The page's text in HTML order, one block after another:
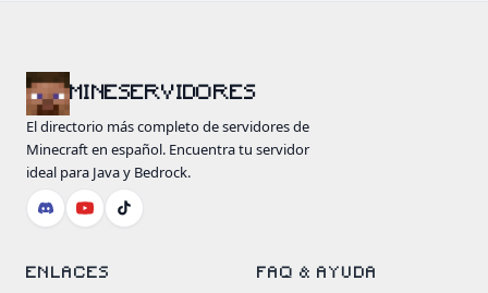
MINESERVIDORES
El directorio más completo de servidores de
Minecraft en español. Encuentra tu servidor
ideal para Java y Bedrock.
ENLACES FAQ & AYUDA